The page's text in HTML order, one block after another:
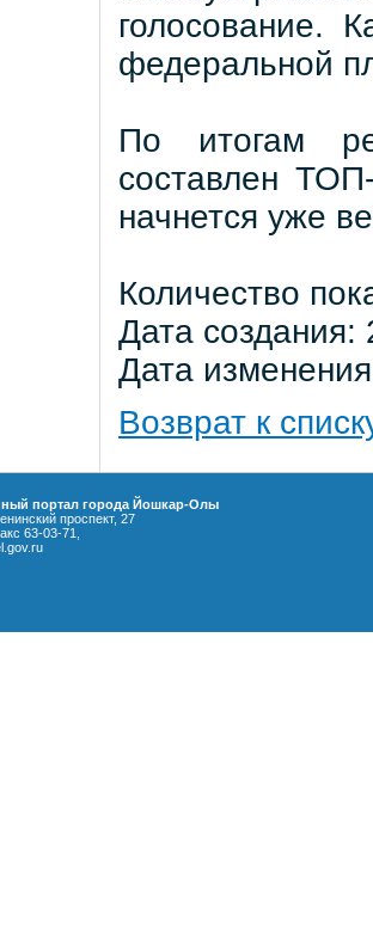
голосование.
федеральной
По итогам
составлен
начнется уже
Количество
Дата
Дата
Возврат к
портал города Йошкар-Олы
проспект, 27
63-03-71,